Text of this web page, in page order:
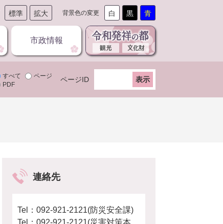
標準 拡大 背景色の変更 白 黒 青
市政情報
すべて
ページ
PDF
ページID
連絡先
Tel：092-921-2121 防災安全課
Tel：092-921-2121 災害対策本